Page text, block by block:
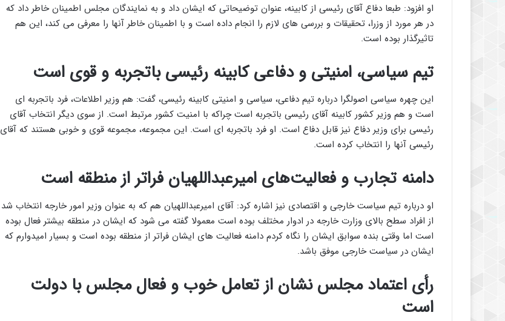
او افزود: طبعا دفاع آقای رئیسی از کابینه، عنوان توضیحاتی که ایشان داد و به نمایندگان مجلس اطمینان خاطر داد که
در هر مورد از وزرا، تحقیقات و بررسی های لازم را انجام داده است و با اطمینان خاطر آنها را معرفی می کند، این هم
تاثیرگذار بوده است.
تیم سیاسی، امنیتی و دفاعی کابینه رئیسی باتجربه و قوی است
این چهره سیاسی اصولگرا درباره تیم دفاعی، سیاسی و امنیتی کابینه رئیسی، گفت: هم وزیر اطلاعات، فرد باتجربه ای
است و هم وزیر کشور کابینه آقای رئیسی باتجربه است چراکه با امنیت کشور مرتبط است. از سوی دیگر انتخاب آقای
رئیسی برای وزیر دفاع نیز قابل دفاع است. او فرد باتجربه ای است. این مجموعه، مجموعه قوی و خوبی هستند که آقای
رئیسی آنها را انتخاب کرده است.
دامنه تجارب و فعالیت‌های امیرعبداللهیان فراتر از منطقه است
او درباره تیم سیاست خارجی و اقتصادی نیز اشاره کرد: آقای امیرعبداللهیان هم که به عنوان وزیر امور خارجه انتخاب شد
از افراد سطح بالای وزارت خارجه در ادوار مختلف بوده است معمولا گفته می شود که ایشان در منطقه بیشتر فعال بوده
است اما وقتی بنده سوابق ایشان را نگاه کردم دامنه فعالیت های ایشان فراتر از منطقه بوده است و بسیار امیدوارم که
ایشان در سیاست خارجی موفق باشد.
رأی اعتماد مجلس نشان از تعامل خوب و فعال مجلس با دولت
است